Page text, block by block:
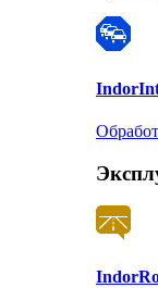
Indor
Indor